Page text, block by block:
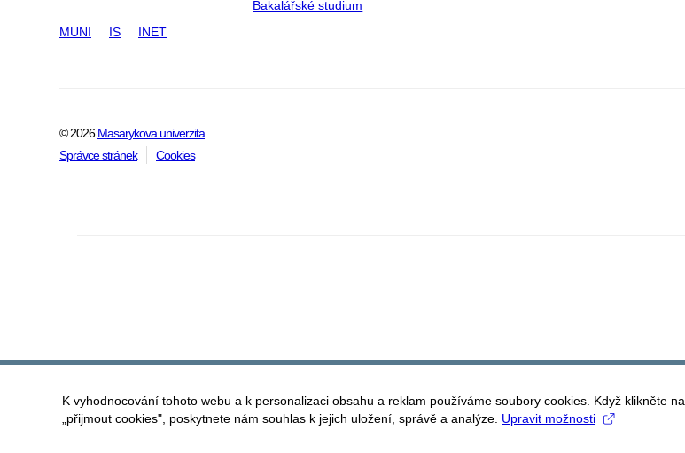
Bakalářské studium
MUNI IS INET
© 2026Masarykova univerzita
Správce stránek
Cookies
K vyhodnocování tohoto webu a k personalizaci obsahu a reklam používáme soubory cookies. Když klikněte na
„přijmout cookies", poskytnete nám souhlas k jejich uložení, správě a analýze. Upravit možnosti